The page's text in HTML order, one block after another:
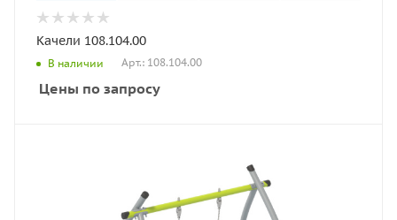
Качели 108.104.00
В наличии Арт.: 108.104.00
Цены по запросу